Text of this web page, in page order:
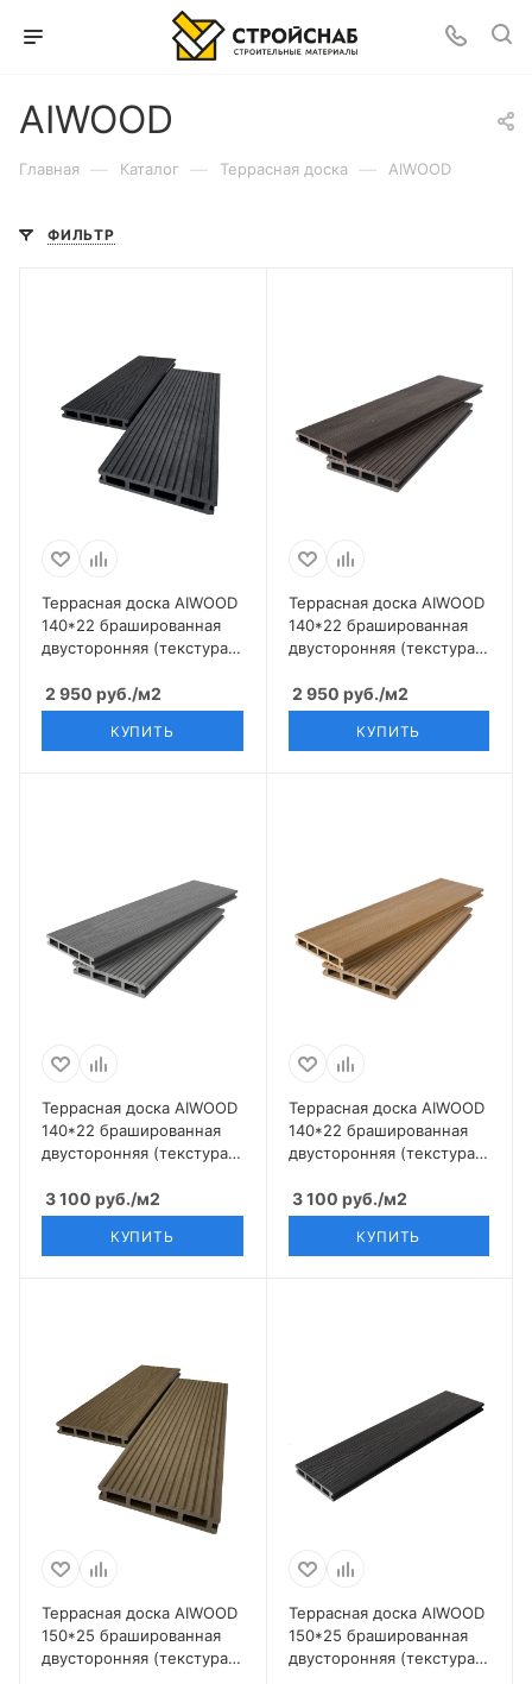
AIWOOD
Главная — Каталог — Террасная доска — AIWOOD
ФИЛЬТР
Террасная доска AIWOOD
140*22 брашированная
двусторонняя (текстура
2 950 руб./м2
КУПИТЬ
Террасная доска AIWOOD
140*22 брашированная
двусторонняя (текстура
2 950 руб./м2
КУПИТЬ
Террасная доска AIWOOD
140*22 брашированная
двусторонняя (текстура
3 100 руб./м2
КУПИТЬ
Террасная доска AIWOOD
140*22 брашированная
двусторонняя (текстура
3 100 руб./м2
КУПИТЬ
Террасная доска AIWOOD
150*25 брашированная
двусторонняя (текстура
Террасная доска AIWOOD
150*25 брашированная
двусторонняя (текстура